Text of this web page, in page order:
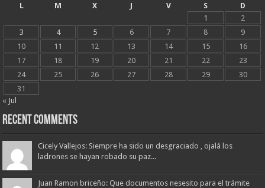
L
M X J V S
D
1
2
3
4 5 6 7 8
9
10
11 12 13 14 15
16
17
18 19 20 21 22
23
24
25 26 27 28 29
30
31
« Jul
Recent Comments
Cicely Vallejos: Siempre ha sido un desgraciado , ojalá los
ladrones se hayan robado su paz...
Juan Ramon briceño: Que documentos nesesito para el trámite